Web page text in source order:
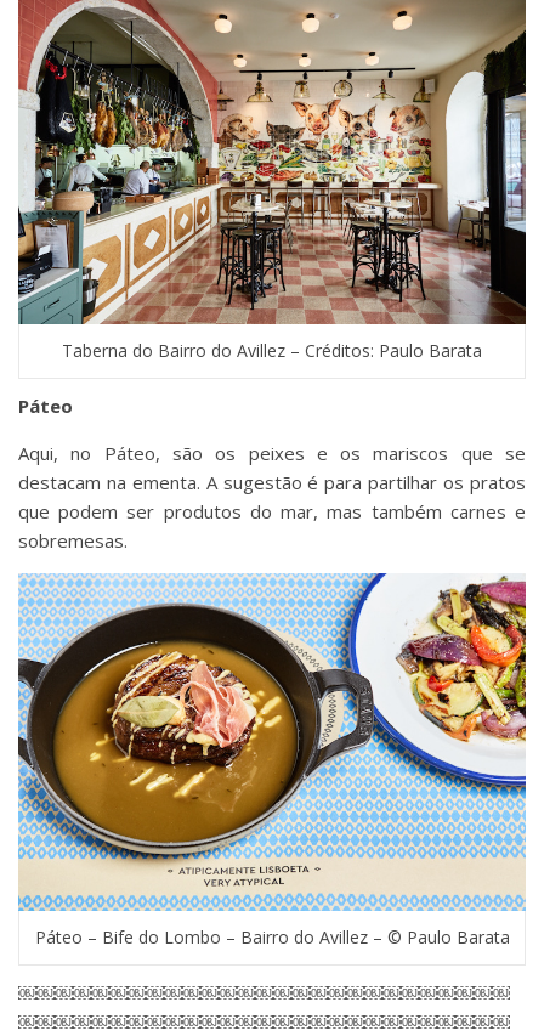
Taberna do Bairro do Avillez – Créditos: Paulo Barata
Páteo
Aqui, no Páteo, são os peixes e os mariscos que se
destacam na ementa. A sugestão é para partilhar os pratos
que podem ser produtos do mar, mas também carnes e
sobremesas.
Páteo – Bife do Lombo – Bairro do Avillez – © Paulo Barata
￼￼￼￼￼￼￼￼￼￼￼￼￼￼￼￼￼￼￼￼￼￼￼￼￼￼￼
￼￼￼￼￼￼￼￼￼￼￼￼￼￼￼￼￼￼￼￼￼￼￼￼￼￼￼